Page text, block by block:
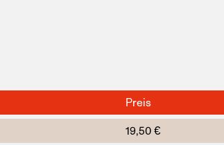
Preis
19,50 €